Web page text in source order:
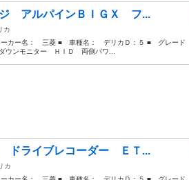
アルパインＢＩＧＸ フ...
カ
カー名： 三菱 ■ 車種名： デリカＤ：５ ■ グレード
ンモニター ＨＩＤ 両側パワ...
ドライブレコーダー ＥＴ...
カ